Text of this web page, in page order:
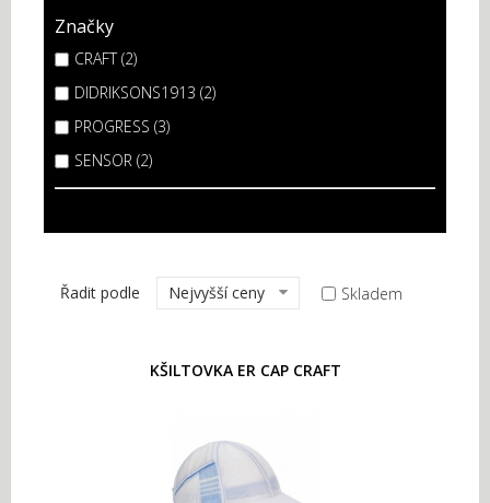
Značky
CRAFT (2)
DIDRIKSONS1913 (2)
PROGRESS (3)
SENSOR (2)
Řadit podle Nejvyšší ceny Skladem
KŠILTOVKA ER CAP CRAFT